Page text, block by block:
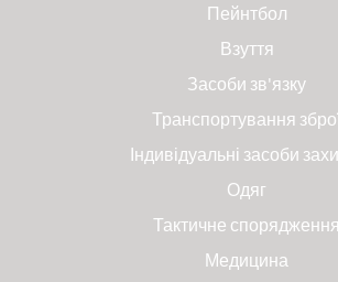
Пейнтбол
Взуття
Засоби зв'язку
Транспортування
Індивідуальні засоби
Одяг
Тактичне спорядження
Медицина